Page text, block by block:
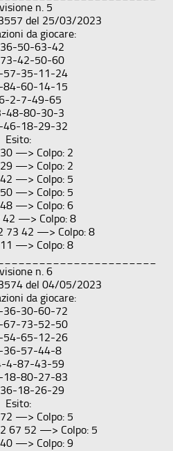
n. 5
del 25/03/2023
da giocare:
50-63-42
42-50-60
57-35-11-24
84-60-14-15
2-7-49-65
48-80-30-3
46-18-29-32
Esito:
—> Colpo: 2
—> Colpo: 2
—> Colpo: 5
—> Colpo: 5
—> Colpo: 6
42 —> Colpo: 8
73 42 —> Colpo: 8
—> Colpo: 8
n. 6
del 04/05/2023
da giocare:
36-30-60-72
67-73-52-50
54-65-12-26
36-57-44-8
4-87-43-59
18-80-27-83
18-26-29
Esito:
—> Colpo: 5
67 52 —> Colpo: 5
—> Colpo: 9